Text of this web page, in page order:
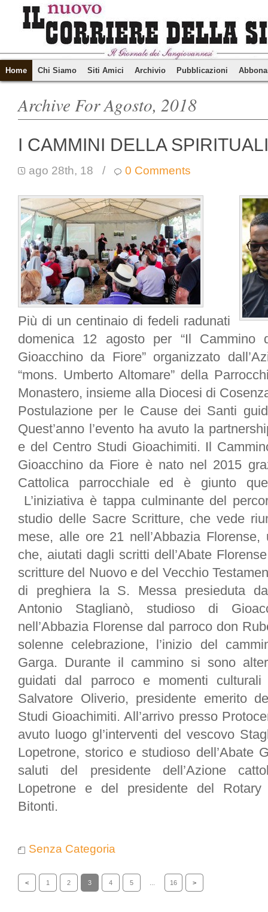
Home Chi Siamo Siti Amici Archivio Pubblicazioni
Archive For Agosto, 2018
I CAMMINI DELLA
ago 28th, 18 / 0 Comments
Più di un centinaio di fedeli radunati
domenica 12 agosto per “Il
Gioacchino da Fiore” organizzato
“mons. Umberto Altomare” della
Monastero, insieme alla Diocesi di
Postulazione per le Cause dei Santi
Quest’anno l’evento ha avuto la
e del Centro Studi Gioachimiti. Il
Gioacchino da Fiore è nato nel 2015
Cattolica parrocchiale ed è giunto
L’iniziativa è tappa culminante del
studio delle Sacre Scritture, che vede
mese, alle ore 21 nell’Abbazia
che, aiutati dagli scritti dell’Abate
scritture del Nuovo e del Vecchio
di preghiera la S. Messa presieduta
Antonio Staglianò, studioso di
nell’Abbazia Florense dal parroco don
solenne celebrazione, l’inizio del
Garga. Durante il cammino si sono
guidati dal parroco e momenti
Salvatore Oliverio, presidente emerito
Studi Gioachimiti. All’arrivo presso
avuto luogo gl’interventi del vescovo
Lopetrone, storico e studioso dell’Abate
saluti del presidente dell’Azione
Lopetrone e del presidente del Rotary
Bitonti.
Senza Categoria
< 1 2 3 4 5 16 >